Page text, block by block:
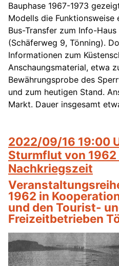
Bauphase 1967-1973
Modells die Funktionsweise
Bus-Transfer zum Info-
(Schäferweg 9, Tönning).
Informationen zum
Anschaungsmaterial, etwa
Bewährungsprobe des
und zum heutigen Stand.
Markt. Dauer insgesamt
2022/09/16 19:00
Sturmflut von
Nachkriegszeit
1962 in
und den Tourist-
Freizeitbetrieben